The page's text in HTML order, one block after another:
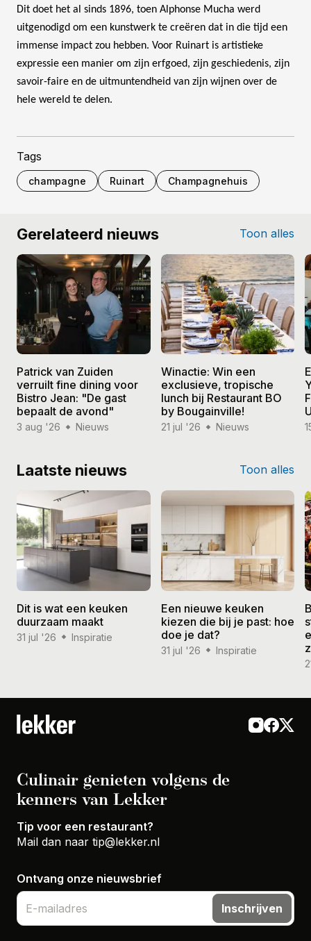
Dit doet het al sinds 1896, toen Alphonse Mucha werd
uitgenodigd om een kunstwerk te creëren dat in die tijd een
immense impact zou hebben. Voor Ruinart is artistieke
expressie een manier om zijn erfgoed, zijn geschiedenis, zijn
savoir-faire en de uitmuntendheid van zijn wijnen over de
hele wereld te delen.
Tags
champagne Ruinart Champagnehuis
Gerelateerd nieuws Toon alles
Patrick van Zuiden
verruilt fine dining voor
Bistro Jean: "De gast
bepaalt de avond"
3 aug '26 Nieuws
Winactie: Win een
exclusieve, tropische
lunch bij Restaurant BO
by Bougainville!
21 jul '26 Nieuws
Laatste nieuws Toon alles
Dit is wat een keuken
duurzaam maakt
31 jul '26 Inspiratie
Een nieuwe keuken
kiezen die bij je past: hoe
doe je dat?
31 jul '26 Inspiratie
Culinair genieten volgens de
kenners van Lekker
Tip voor een restaurant?
Mail dan naar tip@lekker.nl
Ontvang onze nieuwsbrief
Inschrijven